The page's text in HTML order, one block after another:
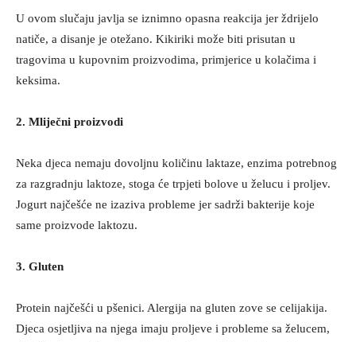
U ovom slučaju javlja se iznimno opasna reakcija jer ždrijelo
natiče, a disanje je otežano. Kikiriki može biti prisutan u
tragovima u kupovnim proizvodima, primjerice u kolačima i
keksima.
2. Mliječni proizvodi
Neka djeca nemaju dovoljnu količinu laktaze, enzima potrebnog
za razgradnju laktoze, stoga će trpjeti bolove u želucu i proljev.
Jogurt najčešće ne izaziva probleme jer sadrži bakterije koje
same proizvode laktozu.
3. Gluten
Protein najčešći u pšenici. Alergija na gluten zove se celijakija.
Djeca osjetljiva na njega imaju proljeve i probleme sa želucem,